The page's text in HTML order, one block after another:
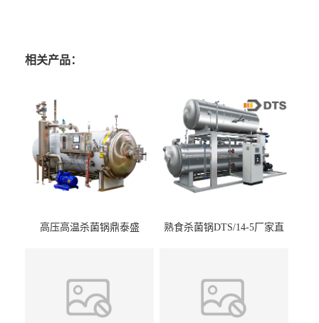
相关产品：
高压高温杀菌锅鼎泰盛
熟食杀菌锅DTS/14-5厂家直